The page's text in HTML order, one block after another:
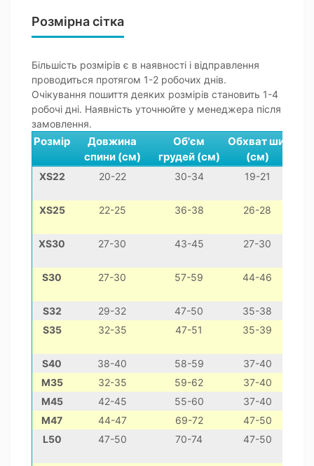
Розмірна сітка
Більшість розмірів є в наявності і відправлення
проводиться протягом 1-2 робочих днів.
Очікування пошиття деяких розмірів становить 1-4
робочі дні. Наявність уточнюйте у менеджера після
замовлення.
Розмір
Довжина
спини (см)
Об'єм
грудей (см)
Обхват шиї
(см)
XS22 20-22 30-34 19-21
XS25 22-25 36-38 26-28
XS30 27-30 43-45 27-30
S30 27-30 57-59 44-46
S32 29-32 47-50
35-38
S35
32-35 47-51 35-39
S40 38-40 58-59 37-40
M35
32-35 59-62
37-40
М45
42-45 55-60
37-40
М47
44-47 69-72
47-50
L50
47-50 70-74 47-50